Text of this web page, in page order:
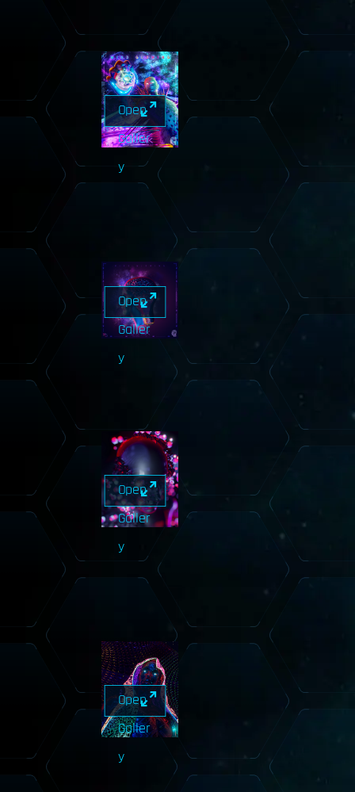
Open
Galler
y
Open
Galler
y
Open
Galler
y
Open
Galler
y